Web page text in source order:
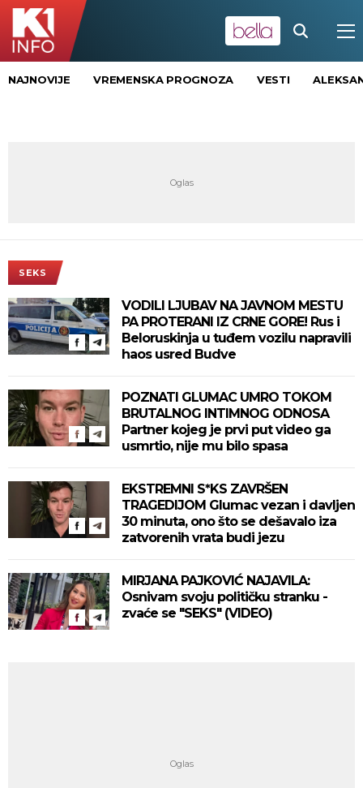
NAJNOVIJE VREMENSKA PROGNOZA VESTI
SEKS
VODILI LJUBAV NA JAVNOM MESTU
PA PROTERANI IZ CRNE GORE! Rus i
Beloruskinja u tuđem vozilu napravili
haos usred Budve
POZNATI GLUMAC UMRO TOKOM
BRUTALNOG INTIMNOG ODNOSA
Partner kojeg je prvi put video ga
usmrtio, nije mu bilo spasa
EKSTREMNI S*KS ZAVRŠEN
TRAGEDIJOM Glumac vezan i davljen
30 minuta, ono što se dešavalo iza
zatvorenih vrata budi jezu
MIRJANA PAJKOVIĆ NAJAVILA:
Osnivam svoju političku stranku -
zvaće se "SEKS" (VIDEO)